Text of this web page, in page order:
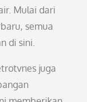
Mulai dari
semua
di sini.
juga